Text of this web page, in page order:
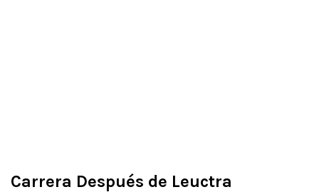
Carrera Después de Leuctra